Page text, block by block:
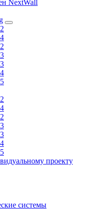
NextWall
проекту
системы